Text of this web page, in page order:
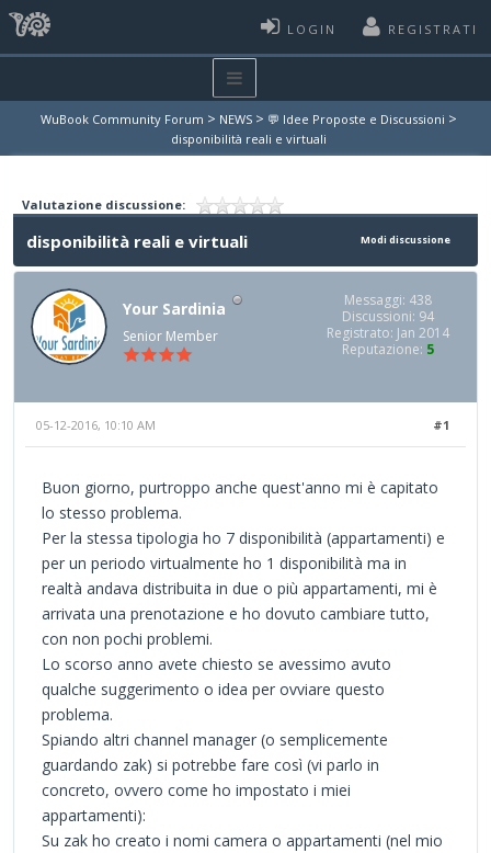
LOGIN REGISTRATI
WuBook Community Forum > NEWS > 💬 Idee Proposte e Discussioni >
disponibilità reali e virtuali
Valutazione discussione:
Modi discussione
disponibilità reali e virtuali
Your Sardinia
Senior Member
Messaggi: 438
Discussioni: 94
Registrato: Jan 2014
Reputazione: 5
#1
05-12-2016, 10:10 AM
Buon giorno, purtroppo anche quest'anno mi è capitato
lo stesso problema.
Per la stessa tipologia ho 7 disponibilità (appartamenti) e
per un periodo virtualmente ho 1 disponibilità ma in
realtà andava distribuita in due o più appartamenti, mi è
arrivata una prenotazione e ho dovuto cambiare tutto,
con non pochi problemi.
Lo scorso anno avete chiesto se avessimo avuto
qualche suggerimento o idea per ovviare questo
problema.
Spiando altri channel manager (o semplicemente
guardando zak) si potrebbe fare così (vi parlo in
concreto, ovvero come ho impostato i miei
appartamenti):
Su zak ho creato i nomi camera o appartamenti (nel mio